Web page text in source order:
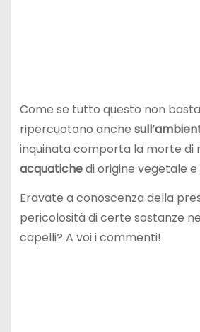
Come se tutto questo non
ripercuotono anche
inquinata comporta la morte di
acquatichedi origine vegetale e
Eravate a conoscenza della
pericolosità di certe sostanze
capelli? A voi i commenti!